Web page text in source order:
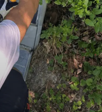
Hur en elektriker
energi
i Solna hjälper dig